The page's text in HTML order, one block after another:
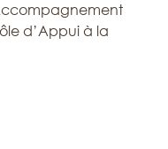
d’Appui à la